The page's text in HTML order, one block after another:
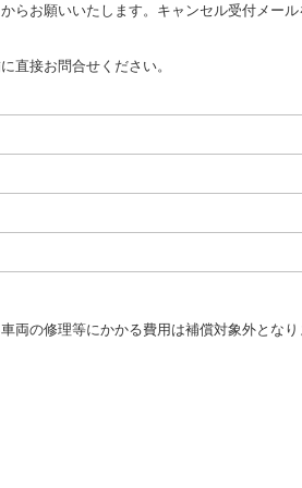
トカード若しくは現金による支払いを求め
約の締結を拒絶するとともに、予約を取消
貸渡契約を締結することができないものとし
いないとき、又は運転免許証の提示をせず
いとき。 ② 酒気を帯びていると認められる
状等を呈していると認められるとき。
を同乗させるとき。
は関係者又はその他の反社会的組織に属し
用をき損し、又は業務を妨害したとき。
渡契約の締結を拒絶することができるものと
が異なるとき。
実があるとき。
む。）において、第１６条又は第２1条第１
り自動車保険が適用されなかった事実があっ
らお願いいたします。キャンセル受付メー
直接お問合せください。
両の修理等にかかる費用は補償対象外となり